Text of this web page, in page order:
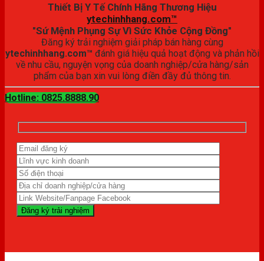
Thiết Bị Y Tế Chính Hãng Thương Hiệu
ytechinhhang.com™
"Sứ Mệnh Phụng Sự Vì Sức Khỏe Cộng Đồng"
Đăng ký trải nghiệm giải pháp bán hàng cùng
ytechinhhang.com™ đánh giá hiệu quả hoạt động và phản hồi
về nhu cầu, nguyện vọng của doanh nghiệp/cửa hàng/sản
phẩm của bạn xin vui lòng điền đầy đủ thông tin.
Hotline: 0825.8888.90